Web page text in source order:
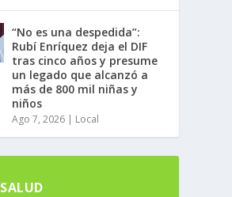
“No es una despedida”:
Rubí Enríquez deja el DIF
tras cinco años y presume
un legado que alcanzó a
más de 800 mil niñas y
niños
Ago 7, 2026 | Local
SALUD